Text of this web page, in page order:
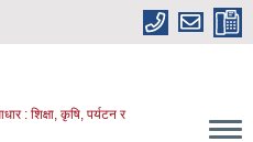
: शिक्षा, कृषि, पर्यटन र